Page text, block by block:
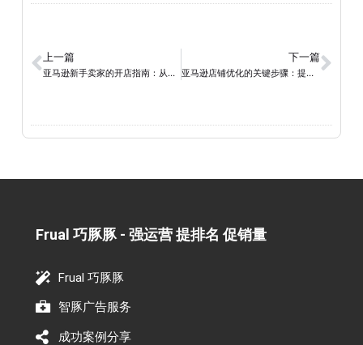
上一篇
亚马逊新手卖家的开店指南：从注册到产品优化的完整步骤
下一篇
亚马逊店铺优化的关键步骤：提高曝光和转化率的秘籍
Frual 巧豚豚 - 强运营 提排名 促销量​
Frual 巧豚豚
智豚广告服务
成功案例分享